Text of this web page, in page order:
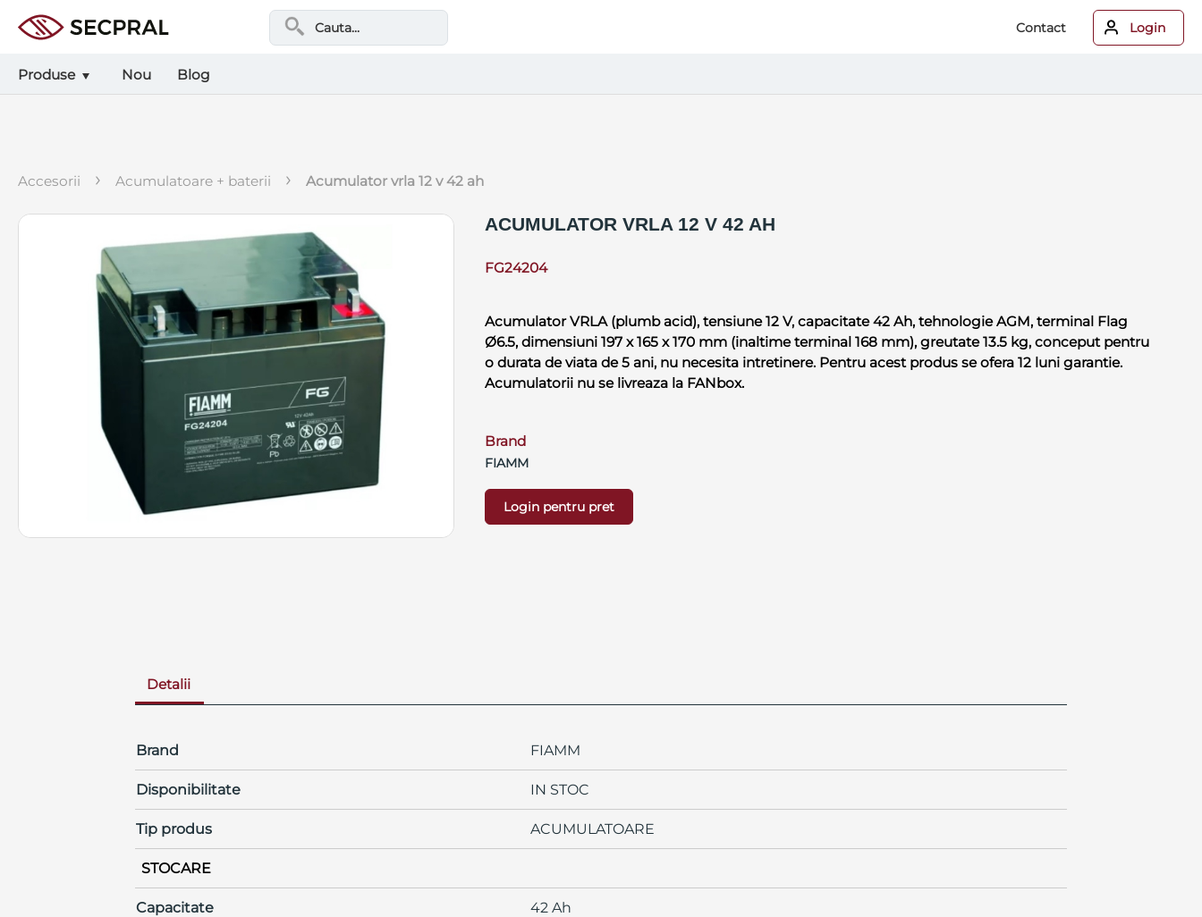
Contact Login
Produse Nou Blog
accesorii › acumulatoare + baterii › acumulator vrla 12 v 42 ah
ACUMULATOR VRLA 12 V 42 AH
FG24204
Acumulator VRLA (plumb acid), tensiune 12 V, capacitate 42 Ah, tehnologie AGM, terminal Flag
Ø6.5, dimensiuni 197 x 165 x 170 mm (inaltime terminal 168 mm), greutate 13.5 kg, conceput pentru
o durata de viata de 5 ani, nu necesita intretinere. Pentru acest produs se ofera 12 luni garantie.
Acumulatorii nu se livreaza la FANbox.
Brand
FIAMM
Login pentru pret
Detalii
Brand FIAMM
Disponibilitate IN STOC
Tip produs ACUMULATOARE
STOCARE
Capacitate 42 Ah